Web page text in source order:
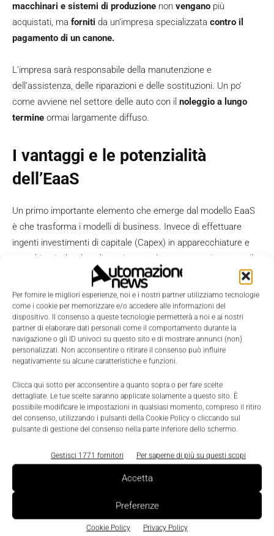
Per fornire le migliori esperienze, noi e i nostri partner utilizziamo tecnologie
come i cookie per memorizzare e/o accedere alle informazioni del
dispositivo. Il consenso a queste tecnologie permetterà a noi e ai nostri
partner di elaborare dati personali come il comportamento durante la
navigazione o gli ID univoci su questo sito e di mostrare annunci (non)
personalizzati. Non acconsentire o ritirare il consenso può influire
negativamente su alcune caratteristiche e funzioni.
Clicca qui sotto per acconsentire a quanto sopra o per fare scelte
dettagliate. Le tue scelte saranno applicate solamente a questo sito. È
possibile modificare le impostazioni in qualsiasi momento, compreso il ritiro
del consenso, utilizzando i pulsanti della Cookie Policy o cliccando sul
pulsante di gestione del consenso nella parte inferiore dello schermo.
Gestisci 1771 fornitori Per saperne di più su questi scopi
Accetta
Preferenze
Cookie Policy Privacy Policy
macchinari e sistemi di produzione non vengano più
acquistati, ma forniti da un’impresa specializzata contro il
pagamento di un canone.
L’impresa sarà responsabile della manutenzione e
dell’assistenza, delle riparazioni e delle sostituzioni. Un po’
come avviene nel settore delle auto con il noleggio a lungo
termine ormai largamente diffuso.
I vantaggi e le potenzialità
dell’EaaS
Un primo importante elemento che emerge dal modello EaaS
è che trasforma i modelli di business. Invece di effettuare
ingenti investimenti di capitale (Capex) in apparecchiature e
macchinari, che dopo l’acquisto perdono progressivamente il
proprio valore, vengonostipulati contratti di sottoscrizione a
medio o lungo termine,tipicamente compresi nelle spese
operative (Opex).
Come immediato risultato si ottieneuna riduzione dei rischi
aziendali,un miglioramento del flusso di cassa eun aumento
sottoposti regolarmente a manutenzione e riparati
immediatamente dal fornitore del servizio.
Costruttori di macchinari industriali, automotive, packaging,
industria mineraria sono, attualmente, tra
traggono i maggiori beneficidall’adozione di un modello
EaaS.